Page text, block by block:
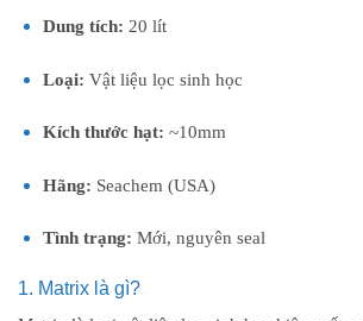
Dung tích: 20 lít
Loại: Vật liệu lọc sinh học
Kích thước hạt: ~10mm
Hãng: Seachem (USA)
Tình trạng: Mới, nguyên seal
1. Matrix là gì?